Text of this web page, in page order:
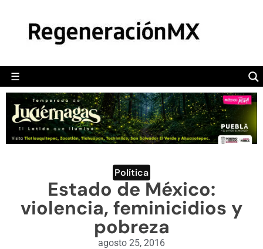
☰
POLÍTICA
CAMALEÓN
OPINIÓN
DEPORTES
ENGLISH SECTION
VIDEOS
Política
Estado de México:
violencia, feminicidios y
pobreza
agosto 25, 2016